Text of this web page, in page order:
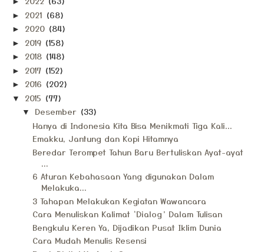
► 2021 (68)
► 2020 (84)
► 2019 (158)
► 2018 (148)
► 2017 (152)
► 2016 (202)
▼ 2015 (77)
▼ Desember (33)
Hanya di Indonesia Kita Bisa Menikmati Tiga Kali...
Emakku, Jantung dan Kopi Hitamnya
Beredar Terompet Tahun Baru Bertuliskan Ayat-ayat
...
6 Aturan Kebahasaan Yang digunakan Dalam
Melakuka...
3 Tahapan Melakukan Kegiatan Wawancara
Cara Menuliskan Kalimat ‘Dialog’ Dalam Tulisan
Bengkulu Keren Ya, Dijadikan Pusat Iklim Dunia
Cara Mudah Menulis Resensi